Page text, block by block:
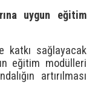
uygun eğitim
katkı sağlayacak
eğitim modülleri
artırılması